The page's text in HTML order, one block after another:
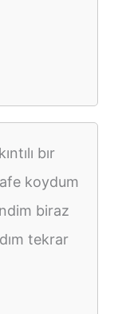
bır
koydum
biraz
tekrar